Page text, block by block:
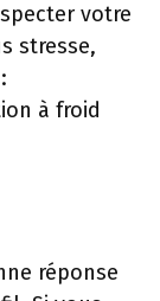
votre
stresse,
à froid
réponse